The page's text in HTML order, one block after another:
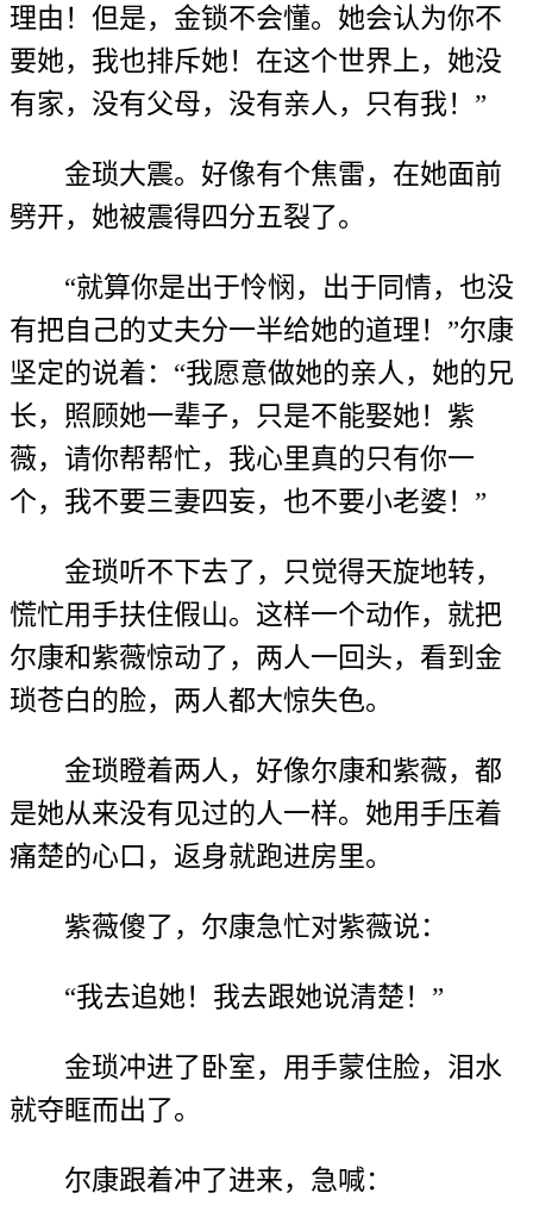
理由！但是，金锁不会懂。她会认为你不
要她，我也排斥她！在这个世界上，她没
有家，没有父母，没有亲人，只有我！”
金琐大震。好像有个焦雷，在她面前
劈开，她被震得四分五裂了。
“就算你是出于怜悯，出于同情，也没
有把自己的丈夫分一半给她的道理！”尔康
坚定的说着：“我愿意做她的亲人，她的兄
长，照顾她一辈子，只是不能娶她！紫
薇，请你帮帮忙，我心里真的只有你一
个，我不要三妻四妄，也不要小老婆！”
金琐听不下去了，只觉得天旋地转，
慌忙用手扶住假山。这样一个动作，就把
尔康和紫薇惊动了，两人一回头，看到金
琐苍白的脸，两人都大惊失色。
金琐瞪着两人，好像尔康和紫薇，都
是她从来没有见过的人一样。她用手压着
痛楚的心口，返身就跑进房里。
紫薇傻了，尔康急忙对紫薇说：
“我去追她！我去跟她说清楚！”
金琐冲进了卧室，用手蒙住脸，泪水
就夺眶而出了。
尔康跟着冲了进来，急喊：